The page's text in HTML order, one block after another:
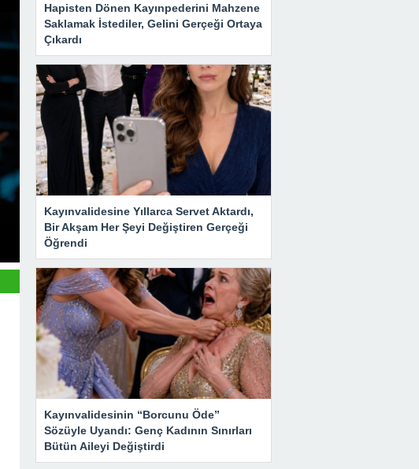
Hapisten Dönen Kayınpederini Mahzene
Saklamak İstediler, Gelini Gerçeği Ortaya
Çıkardı
Kayınvalidesine Yıllarca Servet Aktardı,
Bir Akşam Her Şeyi Değiştiren Gerçeği
Öğrendi
Kayınvalidesinin “Borcunu Öde”
Sözüyle Uyandı: Genç Kadının Sınırları
Bütün Aileyi Değiştirdi